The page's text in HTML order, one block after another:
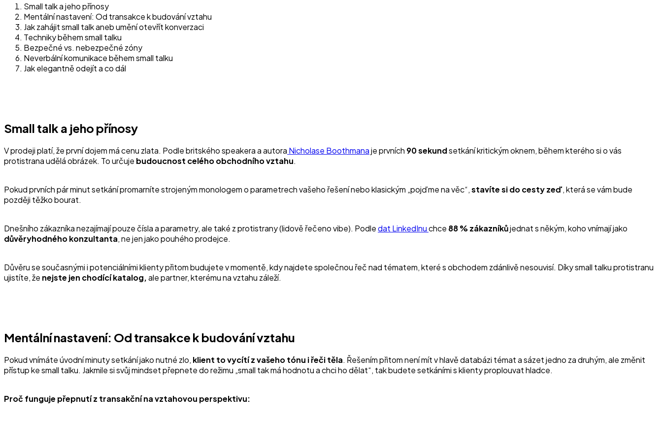
Small talk a jeho přínosy
Mentální nastavení: Od transakce k budování vztahu
Jak zahájit small talk aneb umění otevřít konverzaci
Techniky během small talku
Bezpečné vs. nebezpečné zóny
Neverbální komunikace během small talku
Jak elegantně odejít a co dál
Small talk a jeho přínosy
V prodeji platí, že první dojem má cenu zlata. Podle britského speakera a autora Nicholase Boothmanaje prvních 90 sekundsetkání kritickým oknem, během kterého si o vás
protistrana udělá obrázek. To určuje budoucnost celého obchodního vztahu.
Pokud prvních pár minut setkání promarníte strojeným monologem o parametrech vašeho řešení nebo klasickým „pojďme na věc“,stavíte si do cesty zeď, která se vám bude
později těžko bourat.
Dnešního zákazníka nezajímají pouze čísla a parametry, ale také z protistrany (lidově řečeno vibe). Podledat LinkedInuchce 88 % zákazníkůjednat s někým, koho vnímají jako
důvěryhodného konzultanta, ne jen jako pouhého prodejce.
Důvěru se současnými i potenciálními klienty přitom budujete v momentě, kdy najdete společnou řeč nad tématem, které s obchodem zdánlivě nesouvisí. Díky small talku protistranu
ujistíte, že nejste jen chodící katalog,ale partner, kterému na vztahu záleží.
Mentální nastavení: Od transakce k budování vztahu
Pokud vnímáte úvodní minuty setkání jako nutné zlo, klient to vycítí z vašeho tónu i řeči těla. Řešením přitom není mít v hlavě databázi témat a sázet jedno za druhým, ale změnit
přístup ke small talku. Jakmile si svůj mindset přepnete do režimu „small tak má hodnotu a chci ho dělat“, tak budete setkáními s klienty proplouvat hladce.
Proč funguje přepnutí z transakční na vztahovou perspektivu: